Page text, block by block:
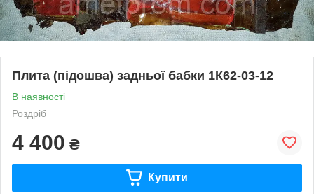
Плита (підошва) задньої бабки 1К62-03-12
В наявності
Роздріб
4 400 ₴
Купити